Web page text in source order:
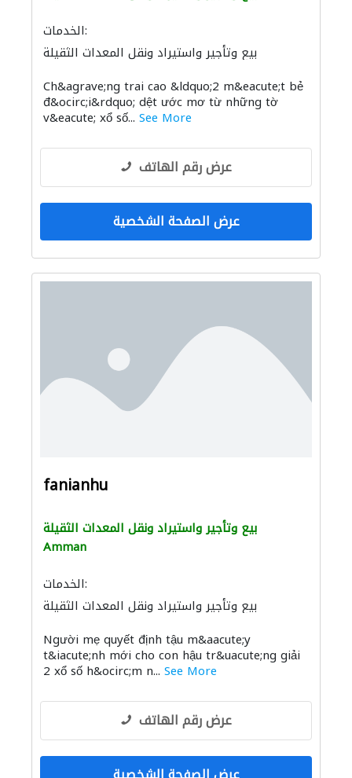
الخدمات:
بيع وتأجير واستيراد ونقل المعدات الثقيلة
Ch&agrave;ng trai cao &ldquo;2 m&eacute;t bẻ
đ&ocirc;i&rdquo; dệt ước mơ từ những tờ
v&eacute; xổ số... See More
عرض رقم الهاتف
عرض الصفحة الشخصية
fanianhu
بيع وتأجير واستيراد ونقل المعدات الثقيلة
Amman
الخدمات:
بيع وتأجير واستيراد ونقل المعدات الثقيلة
Người mẹ quyết định tậu m&aacute;y
t&iacute;nh mới cho con hậu tr&uacute;ng giải
2 xổ số h&ocirc;m n... See More
عرض رقم الهاتف